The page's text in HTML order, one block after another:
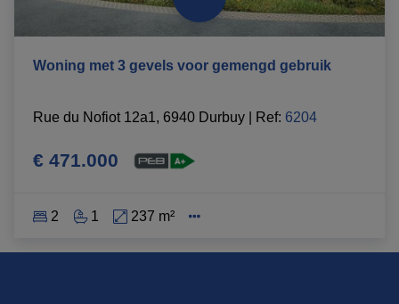
Woning met 3 gevels voor gemengd gebruik
Rue du Nofiot 12a1, 6940 Durbuy Ref: 6204
€ 471.000
2 1 237 m²